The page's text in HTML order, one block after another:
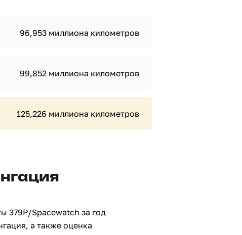
96,953 миллиона километров
99,852 миллиона километров
125,226 миллиона километров
379P/Spacewatch за год
а также оценка